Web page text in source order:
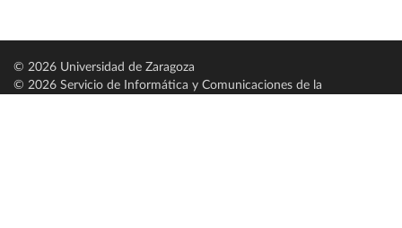
© 2026 Universidad de Zaragoza
© 2026 Servicio de Informática y Comunicaciones de la